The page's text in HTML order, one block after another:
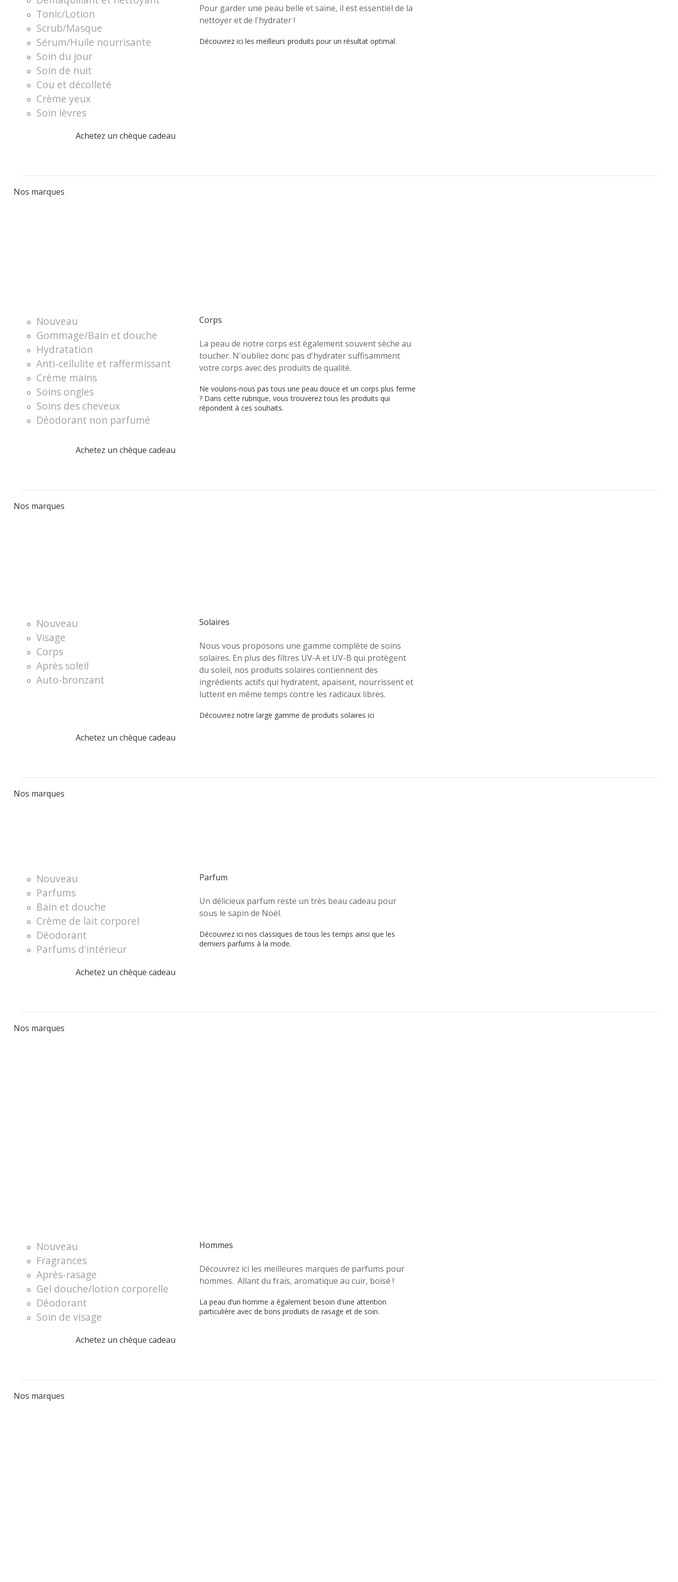
Tonic/Lotion
Scrub/Masque
Sérum/Huile nourrisante
Soin du jour
Soin de nuit
Cou et décolleté
Crème yeux
Soin lèvres
Pour garder une peau belle et saine, il est essentiel de la
nettoyer et de l'hydrater !
Découvrez ici les meilleurs produits pour un résultat optimal.
Achetez un chèque cadeau
Nos marques
Nouveau
Gommage/Bain et douche
Hydratation
Anti-cellulite et raffermissant
Crème mains
Soins ongles
Soins des cheveux
Déodorant non parfumé
Corps
La peau de notre corps est également souvent sèche au
toucher. N'oubliez donc pas d'hydrater suffisamment
votre corps avec des produits de qualité.
Ne voulons-nous pas tous une peau douce et un corps plus ferme
? Dans cette rubrique, vous trouverez tous les produits qui
répondent à ces souhaits.
Achetez un chèque cadeau
Nos marques
Nouveau
Visage
Corps
Après soleil
Auto-bronzant
Solaires
Nous vous proposons une gamme complète de soins
solaires. En plus des filtres UV-A et UV-B qui protègent
du soleil, nos produits solaires contiennent des
ingrédients actifs qui hydratent, apaisent, nourrissent et
luttent en même temps contre les radicaux libres.
Découvrez notre large gamme de produits solaires ici
Achetez un chèque cadeau
Nos marques
Nouveau
Parfums
Bain et douche
Crème de lait corporel
Déodorant
Parfums d'intérieur
Parfum
Un délicieux parfum reste un très beau cadeau pour
sous le sapin de Noël.
Découvrez ici nos classiques de tous les temps ainsi que les
derniers parfums à la mode.
Achetez un chèque cadeau
Nos marques
Nouveau
Fragrances
Après-rasage
Gel douche/lotion corporelle
Déodorant
Soin de visage
Hommes
Découvrez ici les meilleures marques de parfums pour
hommes. Allant du frais, aromatique au cuir, boisé !
La peau d’un homme a également besoin d'une attention
particulière avec de bons produits de rasage et de soin.
Achetez un chèque cadeau
Nos marques